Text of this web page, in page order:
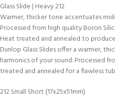
Glass Slide | Heavy 212
Warmer, thicker tone accentuates
Processed from high quality Boron
Heat treated and annealed to
Dunlop Glass Slides offer a warmer,
harmonics of your sound. Processed
treated and annealed for a flawless
212 Small Short (17x25x51mm)